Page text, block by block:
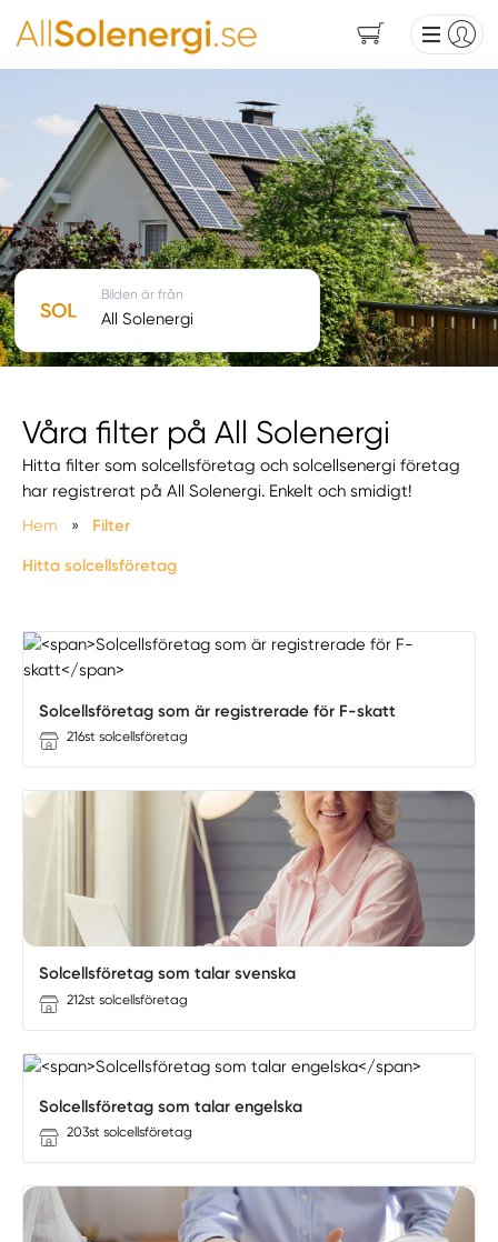
Våra filter på All Solenergi
Hitta filter som solcellsföretag och solcellsenergi företag
har registrerat på All Solenergi. Enkelt och smidigt!
Hem
» Filter
Hitta solcellsföretag
Bilden är från
All Solenergi
Solcellsföretag som är registrerade för F-skatt
216st solcellsföretag
Solcellsföretag som talar svenska
212st solcellsföretag
Solcellsföretag som talar engelska
203st solcellsföretag